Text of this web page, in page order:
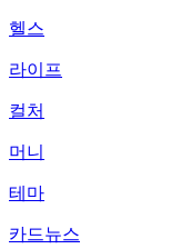
헬스
라이프
컬처
머니
테마
카드뉴스